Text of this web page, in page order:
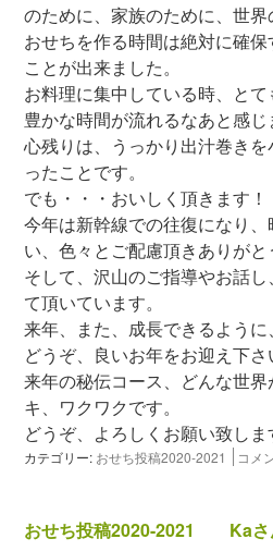
のために、家族のために、世界
おせちを作る時間は絶対に確
ことが出来ました。
お料理に集中している時、とて
豊かな時間が流れるなあと感じ
心残りは、うっかり出汁巻きを
ったことです。
でも・・・おいしく頂きます！
今年は新幹線での往復になり、
い、色々とご配慮頂きありがと
そして、沢山のご指導やお話し
て頂いています。
来年、また、成長できるように
どうぞ、良いお年をお迎え下さ
来年の秘伝コース、どんな世
キ、ワクワクです。
どうぞ、よろしくお願い致しま
カテゴリー: おせち投稿2020-2021 コメ
おせち投稿2020-2021 Kaさ